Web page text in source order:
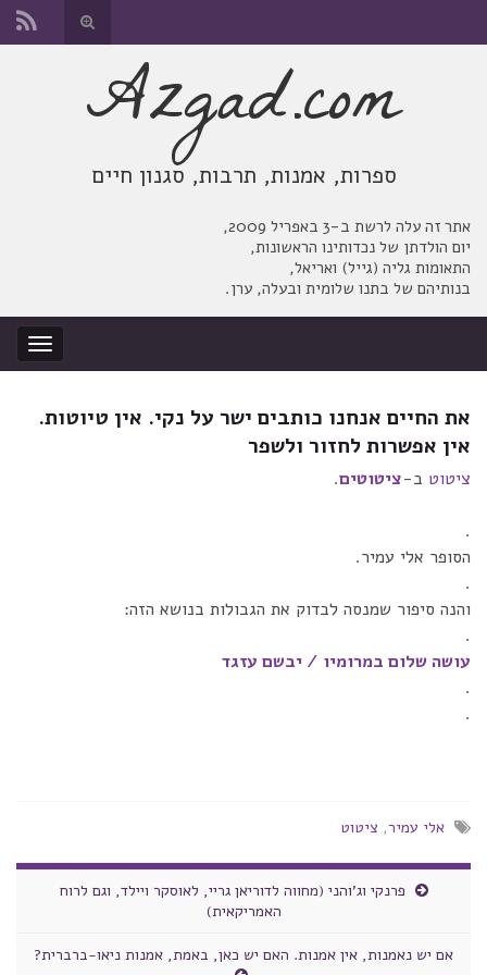
החלף
טופס
אתר זה עלה לרשת ב-3 באפריל 2009,
יום הולדתן של נכדותינו הראשונות,
התאומות גליה (גייל) ואריאל,
בנותיהם של בתנו שלומית ובעלה, ערן.
החלף
ניווט
Azgad.com
ספרות, אמנות, תרבות, סגנון חיים
את החיים אנחנו כותבים ישר על נקי. אין טיוטות.
אין אפשרות לחזור ולשפר
ציטוט ב-ציטוטים.
.
הסופר אלי עמיר.
.
והנה סיפור שמנסה לבדוק את הגבולות בנושא הזה:
.
עושה שלום במרומיו / יבשם עזגד
.
.
אלי עמיר, ציטוט
פרנקי וג'והני (מחווה לדוריאן גריי, לאוסקר ויילד, וגם לרוח
האמריקאית)
אם יש נאמנות, אין אמנות. האם יש כאן, באמת, אמנות ניאו-ברברית?